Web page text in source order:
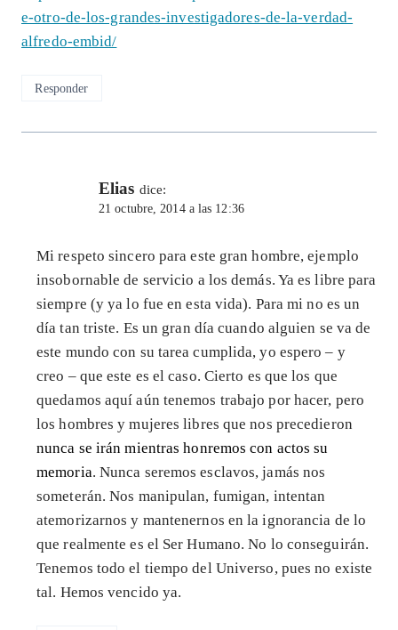
e-otro-de-los-grandes-investigadores-de-la-verdad-
alfredo-embid/
Responder
Elias dice:
21 octubre, 2014 a las 12:36
Mi respeto sincero para este gran hombre, ejemplo
insobornable de servicio a los demás. Ya es libre para
siempre (y ya lo fue en esta vida). Para mi no es un
día tan triste. Es un gran día cuando alguien se va de
este mundo con su tarea cumplida, yo espero – y
creo – que este es el caso. Cierto es que los que
quedamos aquí aún tenemos trabajo por hacer, pero
los hombres y mujeres libres que nos precedieron
nunca se irán mientras honremos con actos su
memoria. Nunca seremos esclavos, jamás nos
someterán. Nos manipulan, fumigan, intentan
atemorizarnos y mantenernos en la ignorancia de lo
que realmente es el Ser Humano. No lo conseguirán.
Tenemos todo el tiempo del Universo, pues no existe
tal. Hemos vencido ya.